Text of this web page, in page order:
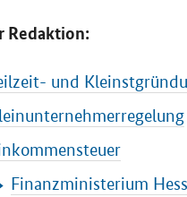
Redaktion:
und
Finanzministerium